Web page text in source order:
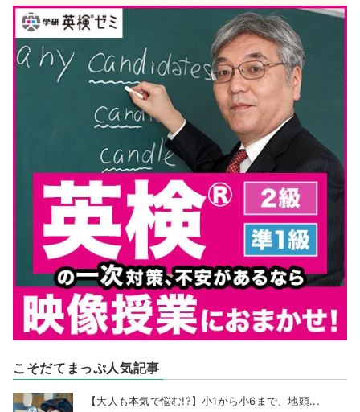
こそだてまっぷ人気記事
【大人も本気で悩む!?】小1から小6まで、地頭...